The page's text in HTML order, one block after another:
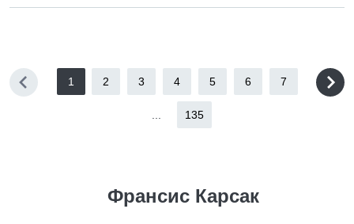
1 2 3 4 5 6 7
135
Франсис Карсак